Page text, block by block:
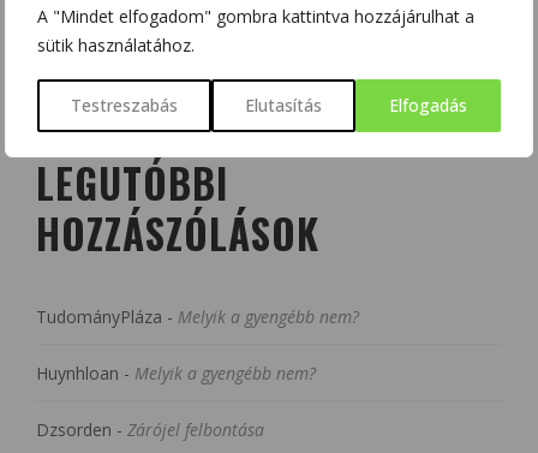
A "Mindet elfogadom" gombra kattintva hozzájárulhat a
sütik használatához.
Testreszabás Elutasítás Elfogadás
LEGUTÓBBI
HOZZÁSZÓLÁSOK
TudományPláza - Melyik a gyengébb nem?
Huynhloan - Melyik a gyengébb nem?
Dzsorden - Zárójel felbontása